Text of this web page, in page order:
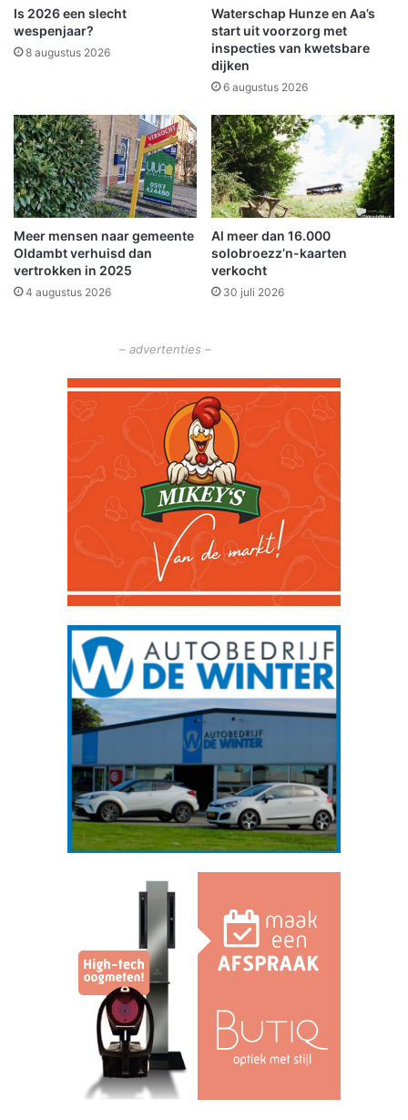
k
e
n
e
e
m
d
a
l
n
e
a
f
s
c
h
e
i
d
Is 2026 een slecht
wespenjaar?
8 augustus 2026
Waterschap Hunze en Aa’s
start uit voorzorg met
inspecties van kwetsbare
dijken
6 augustus 2026
Meer mensen naar gemeente
Oldambt verhuisd dan
vertrokken in 2025
4 augustus 2026
Al meer dan 16.000
solobroezz’n-kaarten
verkocht
30 juli 2026
– advertenties –